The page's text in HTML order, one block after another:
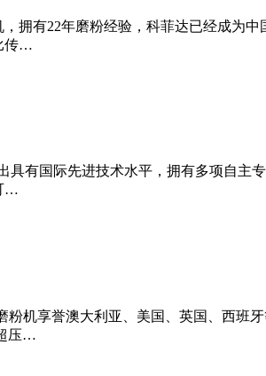
拥有22年磨粉经验，科菲达已经成为
传…
具有国际先进技术水平，拥有多项自
…
粉机享誉澳大利亚、美国、英国、西班
压…